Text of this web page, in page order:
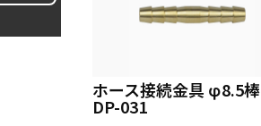
ホース接続金具 φ8.5
DP-031